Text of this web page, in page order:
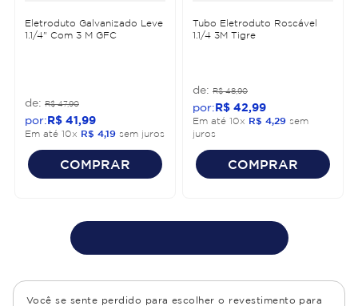
Eletroduto Galvanizado Leve
1.1/4" Com 3 M GFC
R$ 47,90
R$ 41 99
Em até 10x R$ 419 sem juros
COMPRAR
Tubo Eletroduto Roscável
1.1/4 3M Tigre
R$ 48,90
R$ 42 99
Em até 10x R$ 4 29 sem
juros
COMPRAR
Você se sente perdido para escolher o revestimento para